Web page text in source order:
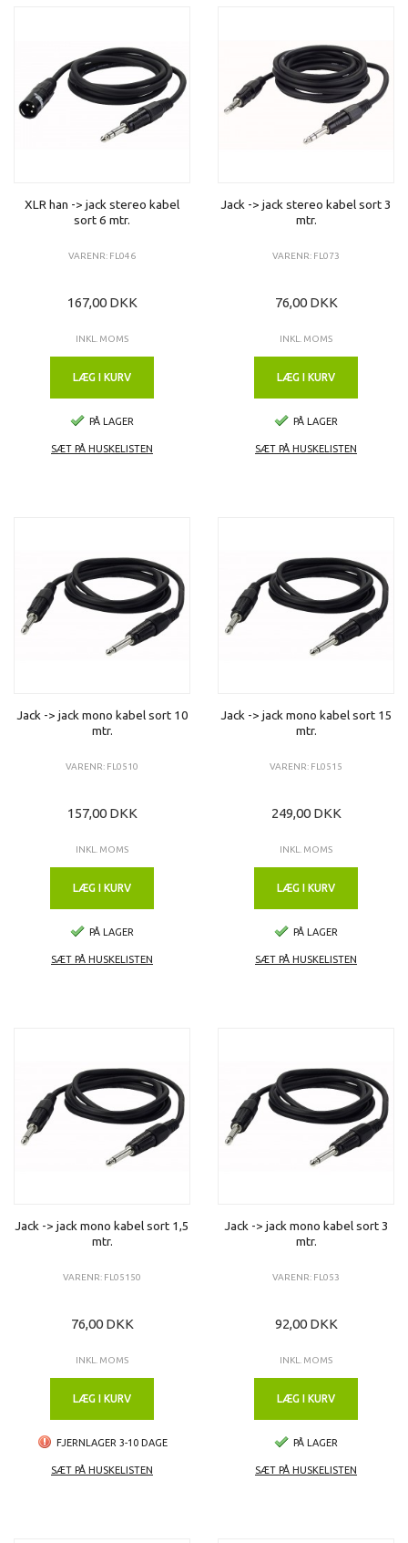
XLR han -> jack stereo kabel
sort 6 mtr.
VARENR: FL046
167,00 DKK
INKL. MOMS
LÆG I KURV
PÅ LAGER
SÆT PÅ HUSKELISTEN
Jack -> jack stereo kabel sort 3
mtr.
VARENR: FL073
76,00 DKK
INKL. MOMS
LÆG I KURV
PÅ LAGER
SÆT PÅ HUSKELISTEN
Jack -> jack mono kabel sort 10
mtr.
VARENR: FL0510
157,00 DKK
INKL. MOMS
LÆG I KURV
PÅ LAGER
SÆT PÅ HUSKELISTEN
Jack -> jack mono kabel sort 15
mtr.
VARENR: FL0515
249,00 DKK
INKL. MOMS
LÆG I KURV
PÅ LAGER
SÆT PÅ HUSKELISTEN
Jack -> jack mono kabel sort 1,5
mtr.
VARENR: FL05150
76,00 DKK
INKL. MOMS
LÆG I KURV
FJERNLAGER 3-10 DAGE
SÆT PÅ HUSKELISTEN
Jack -> jack mono kabel sort 3
mtr.
VARENR: FL053
92,00 DKK
INKL. MOMS
LÆG I KURV
PÅ LAGER
SÆT PÅ HUSKELISTEN